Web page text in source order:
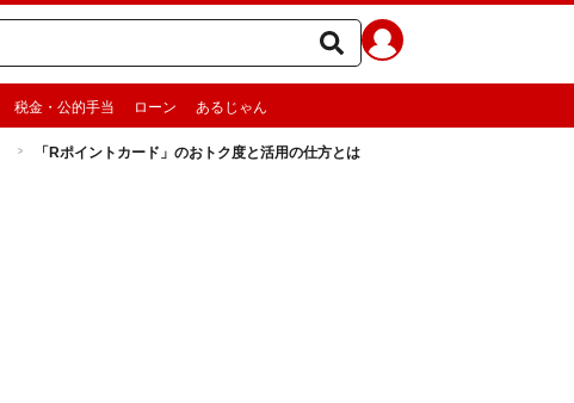
税金・公的手当 ローン あるじゃん
「Rポイントカード」のおトク度と活用の仕方とは